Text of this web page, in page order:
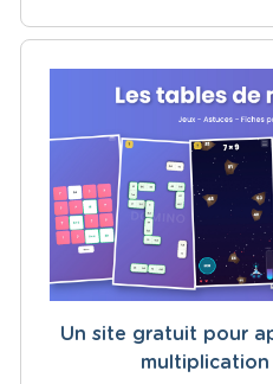
Un site gratuit pour
multiplication